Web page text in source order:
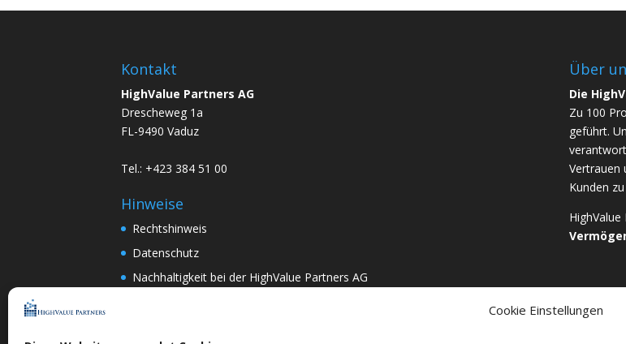
Cookie Einstellungen
Kontakt
HighValue Partners AG
Drescheweg 1a
FL-9490 Vaduz
Tel.: +423 384 51 00
Hinweise
Rechtshinweis
Datenschutz
Nachhaltigkeit bei der HighValue Partners AG
Über
Die
Zu 100
geführt.
Vertrauen
Kunden